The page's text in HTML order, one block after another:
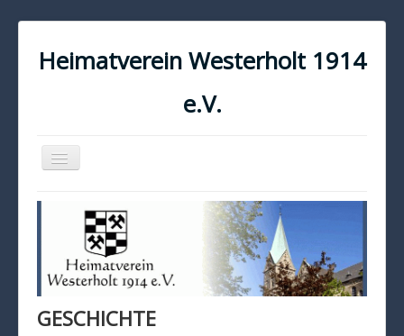
Heimatverein Westerholt 1914
e.V.
Navigation
an/aus
KONTAKT
IMPRESSUM
DATENSCHUTZ
GESCHICHTE